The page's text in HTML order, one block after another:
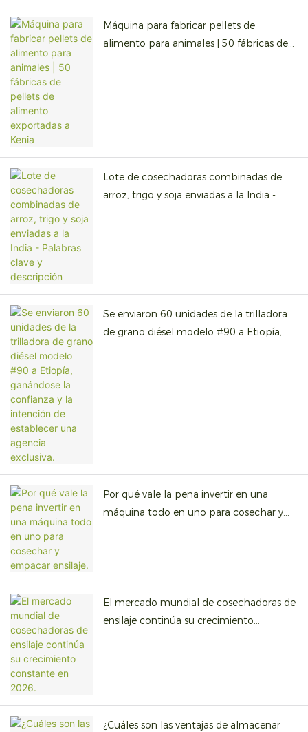
Máquina para fabricar pellets de
alimento para animales | 50 fábricas de
Lote de cosechadoras combinadas de
arroz, trigo y soja enviadas a la India -
Se enviaron 60 unidades de la trilladora
de grano diésel modelo #90 a Etiopía,
Por qué vale la pena invertir en una
máquina todo en uno para cosechar y
El mercado mundial de cosechadoras de
ensilaje continúa su crecimiento
¿Cuáles son las ventajas de almacenar